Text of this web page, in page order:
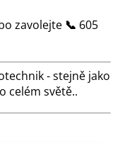
zavolejte 📞 605
- stejně jako
celém světě..